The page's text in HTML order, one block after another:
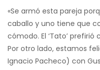
«Se armó esta pareja
caballo y uno tiene que
cómodo. El ‘Tato’
Por otro lado, estamos
Ignacio Pacheco) con